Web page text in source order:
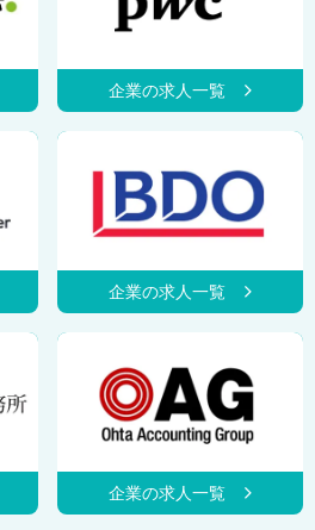
企業の求人一覧
企業の求人一覧
企業の求人一覧